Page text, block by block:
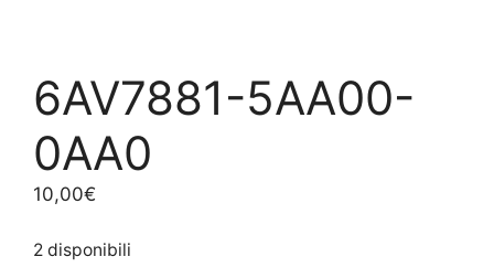
6AV7881-5AA00-
0AA0
10,00€
2 disponibili